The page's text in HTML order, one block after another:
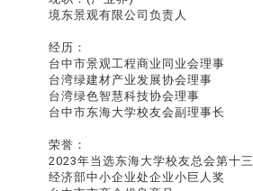
境东景观有限公司负责人
经历：
台中市景观工程商业同业会理事
台湾绿建材产业发展协会理事
台湾绿色智慧科技协会理事
台中市东海大学校友会副理事长
荣誉：
2023年当选东海大学校友总会第十
经济部中小企业处企业小巨人奖